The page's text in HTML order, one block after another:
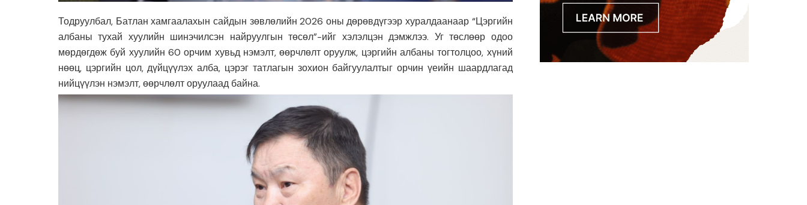
Тодруулбал, Батлан хамгаалахын сайдын зөвлөлийн 2026 оны дөрөвдүгээр хуралдаанаар “Цэргийн
албаны тухай хуулийн шинэчилсэн найруулгын төсөл”-ийг хэлэлцэн дэмжлээ. Уг төслөөр одоо
мөрдөгдөж буй хуулийн 60 орчим хувьд нэмэлт, өөрчлөлт оруулж, цэргийн албаны тогтолцоо, хүний
нөөц, цэргийн цол, дүйцүүлэх алба, цэрэг татлагын зохион байгуулалтыг орчин үеийн шаардлагад
нийцүүлэн нэмэлт, өөрчлөлт оруулаад байна.